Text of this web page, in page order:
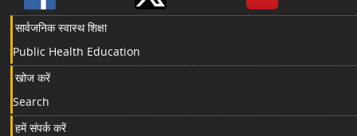
सार्वजनिक स्वास्थ शिक्षा
Public Health Education
खोज करें
Search
हमें संपर्क करें